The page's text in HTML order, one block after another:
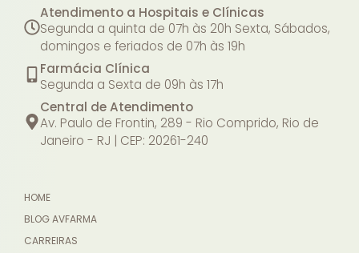
Atendimento a Hospitais e Clínicas
Segunda a quinta de 07h às 20h Sexta, Sábados,
domingos e feriados de 07h às 19h
Farmácia Clínica
Segunda a Sexta de 09h às 17h
Central de Atendimento
Av. Paulo de Frontin, 289 - Rio Comprido, Rio de
Janeiro - RJ | CEP: 20261-240
HOME
BLOG AVFARMA
CARREIRAS